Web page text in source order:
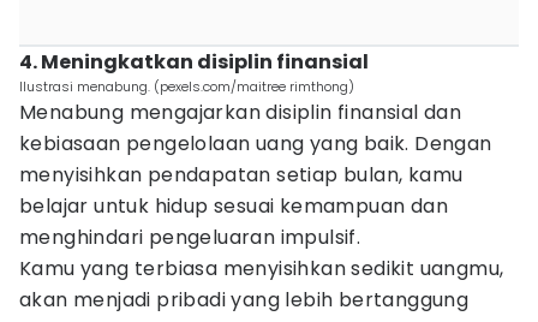
4. Meningkatkan disiplin finansial
Ilustrasi menabung. (pexels.com/maitree rimthong)
Menabung mengajarkan disiplin finansial dan
kebiasaan pengelolaan uang yang baik. Dengan
menyisihkan pendapatan setiap bulan, kamu
belajar untuk hidup sesuai kemampuan dan
menghindari pengeluaran impulsif.
Kamu yang terbiasa menyisihkan sedikit uangmu,
akan menjadi pribadi yang lebih bertanggung